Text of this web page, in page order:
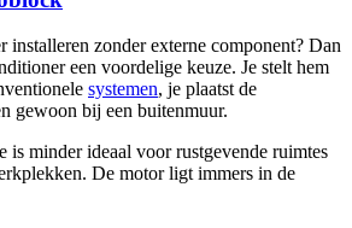
installeren zonder externe component? Dan
een voordelige keuze. Je stelt hem
systemen, je plaatst de
gewoon bij een buitenmuur.
is minder ideaal voor rustgevende ruimtes
De motor ligt immers in de